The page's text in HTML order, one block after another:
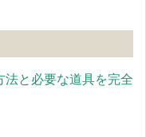
法と必要な道具を完全